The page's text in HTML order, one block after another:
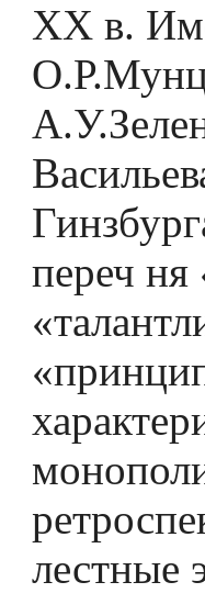
XX в.
переч­
лестные